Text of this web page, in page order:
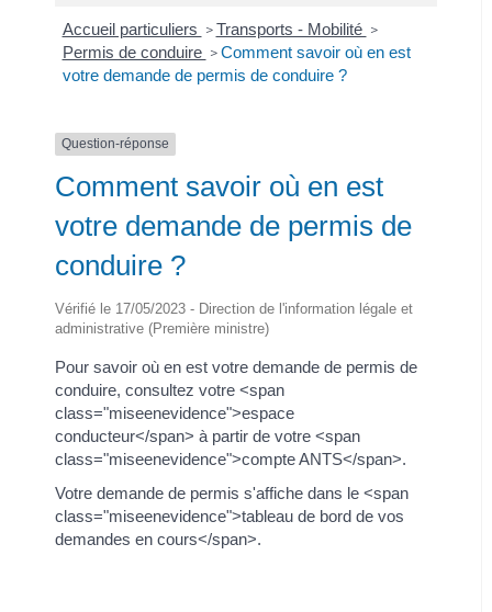
Accueil particuliers > Transports - Mobilité >
Permis de conduire > Comment savoir où en est
votre demande de permis de conduire ?
Question-réponse
Comment savoir où en est
votre demande de permis de
conduire ?
Vérifié le 17/05/2023 - Direction de l'information légale et
administrative (Première ministre)
Pour savoir où en est votre demande de permis de
conduire, consultez votre <span
class="miseenevidence">espace
conducteur</span> à partir de votre <span
class="miseenevidence">compte ANTS</span>.
Votre demande de permis s'affiche dans le <span
class="miseenevidence">tableau de bord de vos
demandes en cours</span>.